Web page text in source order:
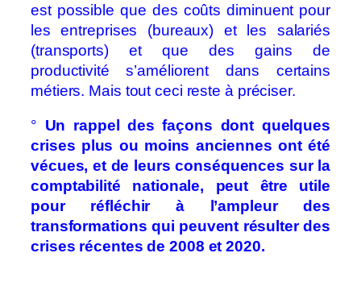
est possible que des coûts diminuent pour
les entreprises (bureaux) et les salariés
(transports) et que des gains de
productivité s’améliorent dans certains
métiers. Mais tout ceci reste à préciser.
° Un rappel des façons dont quelques
crises plus ou moins anciennes ont été
vécues, et de leurs conséquences sur la
comptabilité nationale, peut être utile
pour réfléchir à l’ampleur des
transformations qui peuvent résulter des
crises récentes de 2008 et 2020.